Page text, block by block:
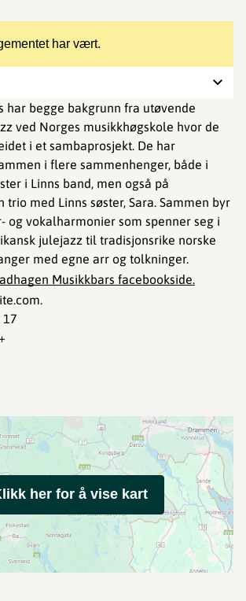
har vært.
har begge bakgrunn fra utøvende
ved Norges musikkhøgskole hvor de
i et sambaprosjekt. De har
i flere sammenhenger, både i
i Linns band, men også på
trio med Linns søster, Sara. Sammen byr
og vokalharmonier som spenner seg i
julejazz til tradisjonsrike norske
med egne arr og tolkninger.
Musikkbars facebookside.
17
her for å vise kart